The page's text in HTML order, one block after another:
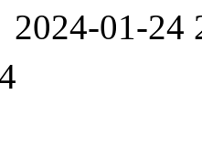
01-24